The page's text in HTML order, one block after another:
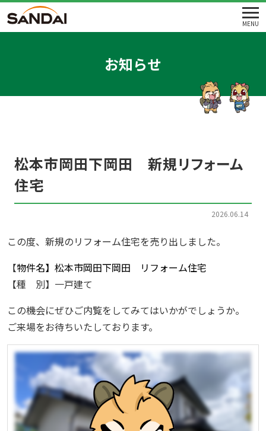
MENU
お知らせ
2026.06.14
松本市岡田下岡田 新規リフォーム
住宅
この度、新規のリフォーム住宅を売り出しました。
【物件名】松本市岡田下岡田 リフォーム住宅
【種 別】一戸建て
この機会にぜひご内覧をしてみてはいかがでしょうか。
ご来場をお待ちいたしております。